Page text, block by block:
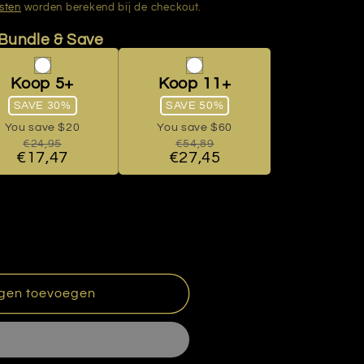
worden berekend bij de checkout.
toevoegen